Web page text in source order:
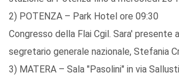
2) POTENZA – Park Hotel ore 09:30
Congresso della Flai Cgil. Sara' presente
segretario generale nazionale, Stefania
3) MATERA – Sala "Pasolini" in via